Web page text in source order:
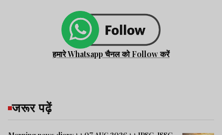
हमारे Whatsapp चैनल को Follow करें
जरूर पढ़ें